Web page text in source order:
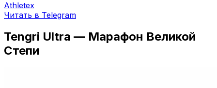
Athletex
Читать в Telegram
Tengri Ultra — Марафон Великой
Степи